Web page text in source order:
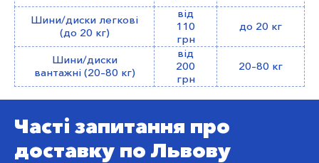
Шини/диски легкові
(до 20 кг)
від
110
грн
до 20 кг
Шини/диски
вантажні (20–80 кг)
від
200
грн
20–80 кг
Часті запитання про
доставку по Львову